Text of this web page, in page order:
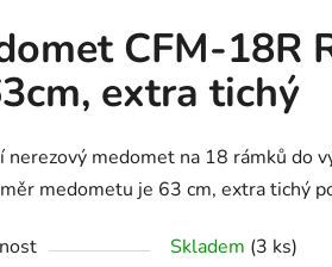
CFM-18R
extra tichý
nerezový medomet na 18 rámků do
medometu je 63 cm, extra tichý
Skladem (3 ks)